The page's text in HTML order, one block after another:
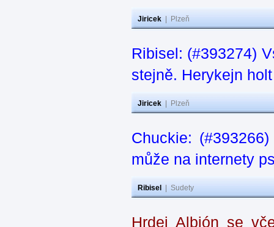
Jiricek Plzeň
Ribisel: (#393274)
stejně. Herykejn
Jiricek Plzeň
Chuckie:
může na internety
Ribisel Sudety
Hrdej Albión se